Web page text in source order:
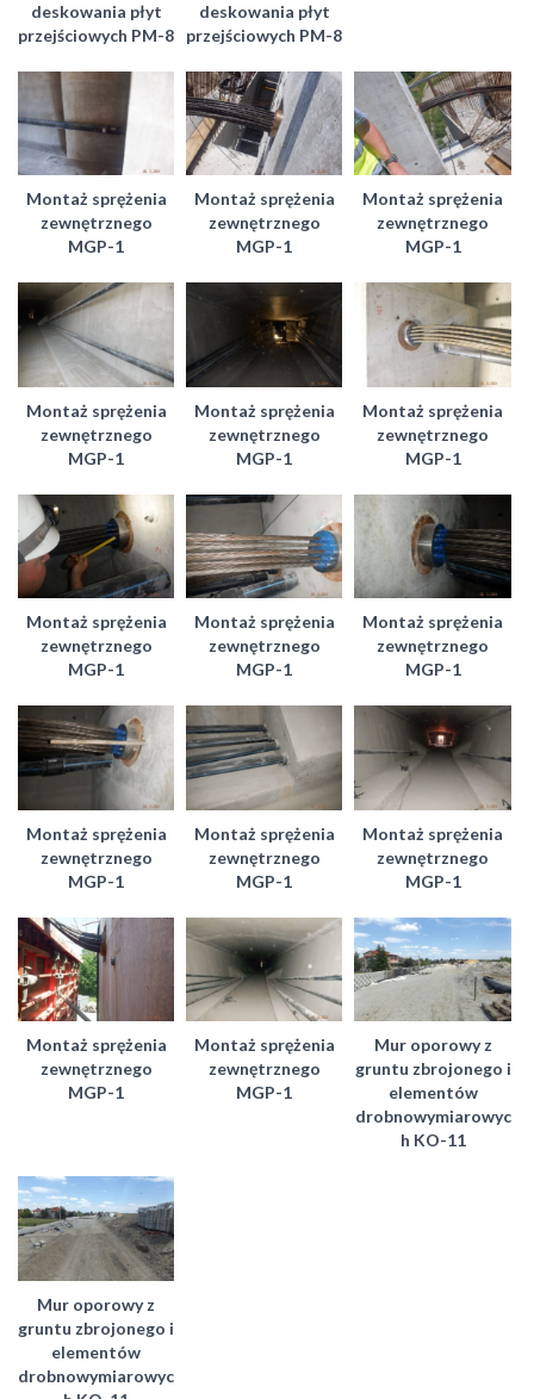
deskowania płyt
przejściowych PM-8
deskowania płyt
przejściowych PM-8
Montaż sprężenia
zewnętrznego
MGP-1
Montaż sprężenia
zewnętrznego
MGP-1
Montaż sprężenia
zewnętrznego
MGP-1
Montaż sprężenia
zewnętrznego
MGP-1
Montaż sprężenia
zewnętrznego
MGP-1
Montaż sprężenia
zewnętrznego
MGP-1
Montaż sprężenia
zewnętrznego
MGP-1
Montaż sprężenia
zewnętrznego
MGP-1
Montaż sprężenia
zewnętrznego
MGP-1
Montaż sprężenia
zewnętrznego
MGP-1
Montaż sprężenia
zewnętrznego
MGP-1
Montaż sprężenia
zewnętrznego
MGP-1
Montaż sprężenia
zewnętrznego
MGP-1
Montaż sprężenia
zewnętrznego
MGP-1
Mur oporowy z
gruntu zbrojonego i
elementów
drobnowymiarowyc
h KO-11
Mur oporowy z
gruntu zbrojonego i
elementów
drobnowymiarowyc